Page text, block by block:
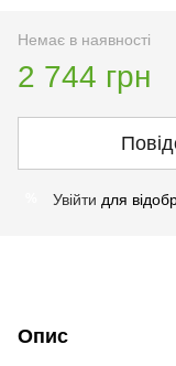
Немає в наявності
2 744 грн
Увійти для
Опис